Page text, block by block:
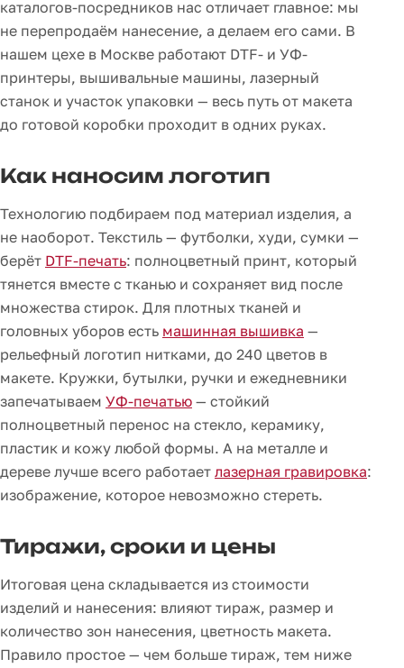
каталогов-посредников нас отличает главное: мы
не перепродаём нанесение, а делаем его сами. В
нашем цехе в Москве работают DTF- и УФ-
принтеры, вышивальные машины, лазерный
станок и участок упаковки — весь путь от макета
до готовой коробки проходит в одних руках.
Как наносим логотип
Технологию подбираем под материал изделия, а
не наоборот. Текстиль — футболки, худи, сумки —
берёт DTF-печать: полноцветный принт, который
тянется вместе с тканью и сохраняет вид после
множества стирок. Для плотных тканей и
головных уборов есть машинная вышивка —
рельефный логотип нитками, до 240 цветов в
макете. Кружки, бутылки, ручки и ежедневники
запечатываем УФ-печатью — стойкий
полноцветный перенос на стекло, керамику,
пластик и кожу любой формы. А на металле и
дереве лучше всего работает лазерная гравировка:
изображение, которое невозможно стереть.
Тиражи, сроки и цены
Итоговая цена складывается из стоимости
изделий и нанесения: влияют тираж, размер и
количество зон нанесения, цветность макета.
Правило простое — чем больше тираж, тем ниже